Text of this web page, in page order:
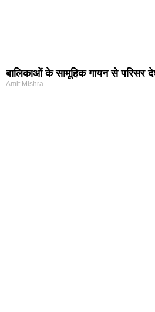
बालिकाओं के सामूहिक गायन से परिसर
Amit Mishra